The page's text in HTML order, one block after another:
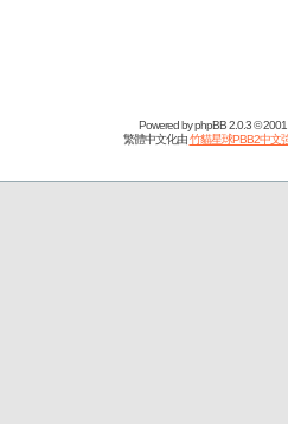
Powered byphpBB2.0.3 ©
繁體中文化由竹貓星球PBB2中文